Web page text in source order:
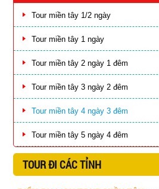
Tour miền tây 1/2 ngày
Tour miền tây 1 ngày
Tour miền tây 2 ngày 1 đêm
Tour miền tây 3 ngày 2 đêm
Tour miền tây 4 ngày 3 đêm
Tour miền tây 5 ngày 4 đêm
TOUR ĐI CÁC TỈNH